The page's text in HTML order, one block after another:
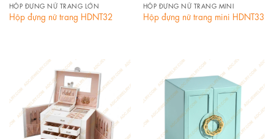
HỘP ĐỰNG NỮ TRANG LỚN
Hộp đựng nữ trang HDNT32
HỘP ĐỰNG NỮ TRANG MINI
Hộp đựng nữ trang mini HDNT33